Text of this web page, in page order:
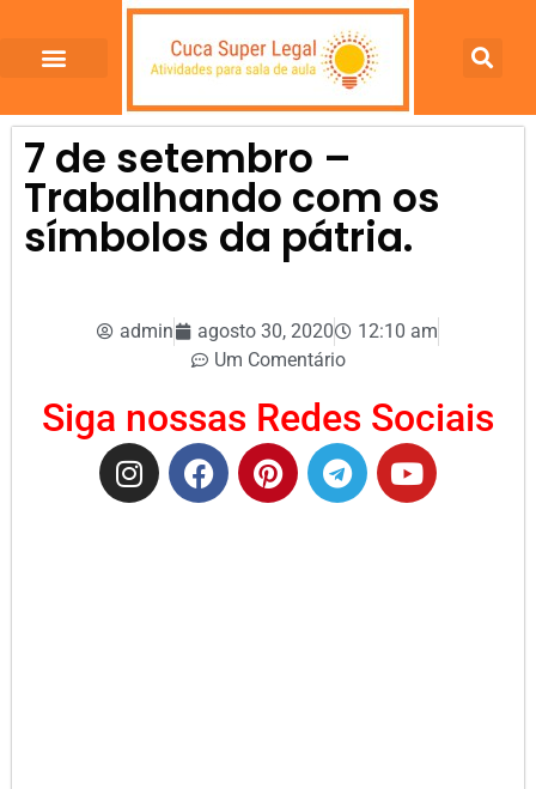
7 de setembro –
Trabalhando com os
símbolos da pátria.
admin agosto 30, 2020
12:10 am
Um Comentário
Siga nossas Redes Sociais